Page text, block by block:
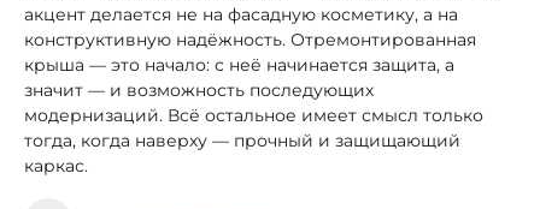
акцент делается не на фасадную косметику, а на
конструктивную надёжность. Отремонтированная
крыша — это начало: с неё начинается защита, а
значит — и возможность последующих
модернизаций. Всё остальное имеет смысл только
тогда, когда наверху — прочный и защищающий
каркас.